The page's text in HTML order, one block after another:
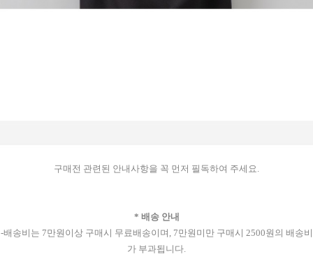
구매전 관련된 안내사항을 꼭 먼저 필독하여 주세요.
* 배송 안내
-배송비는 7만원이상 구매시 무료배송이며, 7만원미만 구매시 2500원의 배송비
가 부과됩니다.